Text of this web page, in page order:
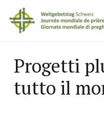
Progetti
tutto il